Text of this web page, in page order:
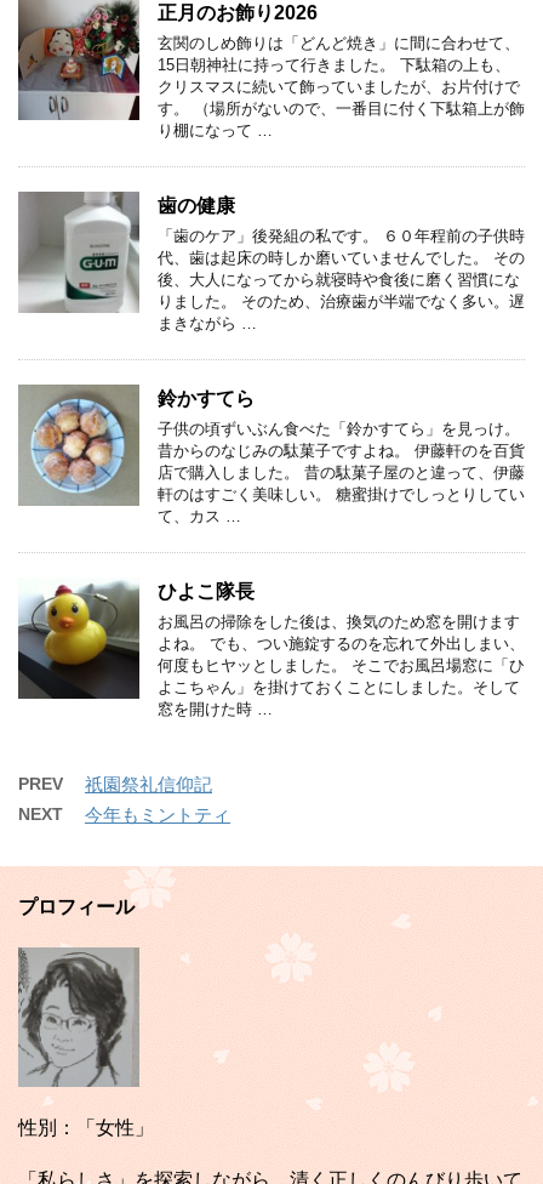
正月のお飾り2026
玄関のしめ飾りは「どんど焼き」に間に合わせて、
15日朝神社に持って行きました。 下駄箱の上も、
クリスマスに続いて飾っていましたが、お片付けで
す。 （場所がないので、一番目に付く下駄箱上が飾
り棚になって …
歯の健康
「歯のケア」後発組の私です。 ６０年程前の子供時
代、歯は起床の時しか磨いていませんでした。 その
後、大人になってから就寝時や食後に磨く習慣にな
りました。 そのため、治療歯が半端でなく多い。遅
まきながら …
鈴かすてら
子供の頃ずいぶん食べた「鈴かすてら」を見っけ。
昔からのなじみの駄菓子ですよね。 伊藤軒のを百貨
店で購入しました。 昔の駄菓子屋のと違って、伊藤
軒のはすごく美味しい。 糖蜜掛けでしっとりしてい
て、カス …
ひよこ隊長
お風呂の掃除をした後は、換気のため窓を開けます
よね。 でも、つい施錠するのを忘れて外出しまい、
何度もヒヤッとしました。 そこでお風呂場窓に「ひ
よこちゃん」を掛けておくことにしました。そして
窓を開けた時 …
PREV 祇園祭礼信仰記
NEXT 今年もミントティ
プロフィール
性別：「女性」